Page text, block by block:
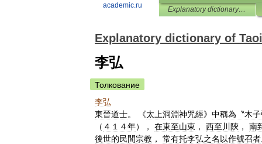
academic.ru Explanatory dictionary of Taoism
Explanatory dictionary of
李弘
Толкование
李弘
東晉道士。 《太上洞淵神咒經》 中稱為〝木
（ ４１４年）， 在東至山東 ， 西至川陝 ， 南
後世的民間宗教 ， 常有托李弘之名以作號召者